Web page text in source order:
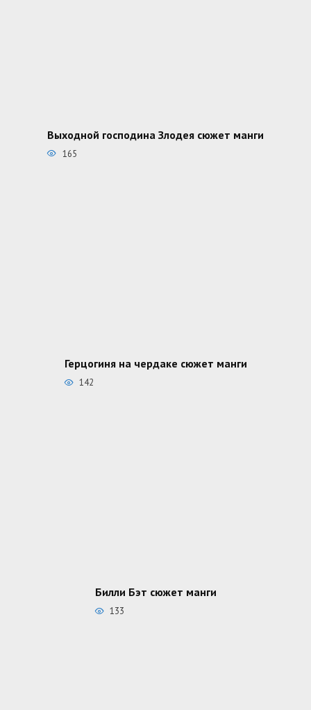
Выходной господина Злодея сюжет манги
165
Герцогиня на чердаке сюжет манги
142
Билли Бэт сюжет манги
133